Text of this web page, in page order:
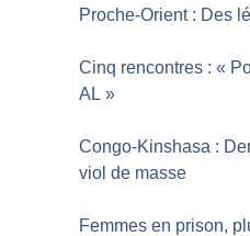
Proche-Orient : Des
Cinq rencontres : «
AL »
Congo-Kinshasa :
viol de masse
Femmes en prison,